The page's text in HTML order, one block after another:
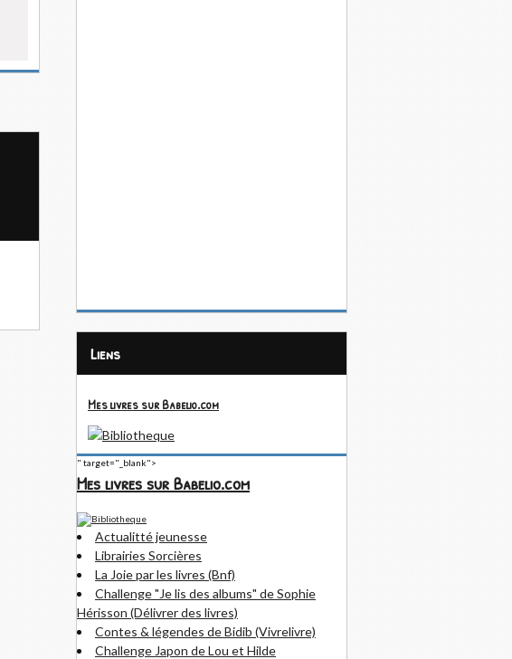
Liens
Mes livres sur Babelio.com
" target="_blank">
Mes livres sur Babelio.com
Actualitté jeunesse
Librairies Sorcières
La Joie par les livres (Bnf)
Challenge "Je lis des albums" de Sophie
Hérisson (Délivrer des livres)
Contes & légendes de Bidib (Vivrelivre)
Challenge Japon de Lou et Hilde